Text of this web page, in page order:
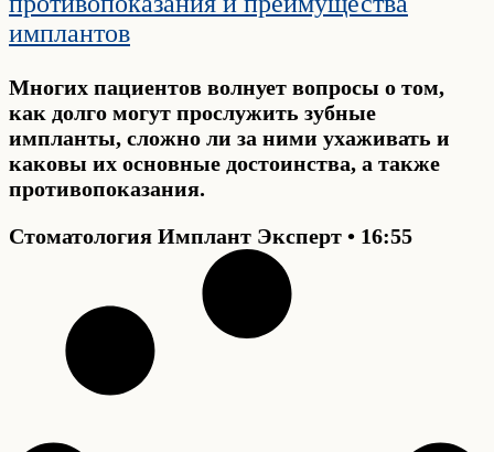
имплантов
Многих пациентов волнует вопросы о том,
как долго могут прослужить зубные
импланты, сложно ли за ними ухаживать и
каковы их основные достоинства, а также
противопоказания.
Стоматология Имплант Эксперт
16:55